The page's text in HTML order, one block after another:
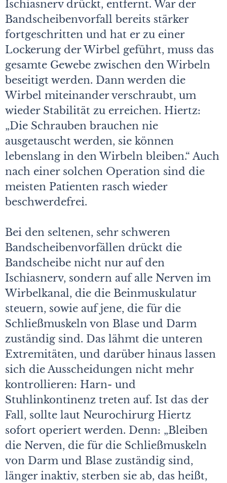
Ischiasnerv drückt, entfernt. War der
Bandscheibenvorfall bereits stärker
fortgeschritten und hat er zu einer
Lockerung der Wirbel geführt, muss das
gesamte Gewebe zwischen den Wirbeln
beseitigt werden. Dann werden die
Wirbel miteinander verschraubt, um
wieder Stabilität zu erreichen. Hiertz:
„Die Schrauben brauchen nie
ausgetauscht werden, sie können
lebenslang in den Wirbeln bleiben.“ Auch
nach einer solchen Operation sind die
meisten Patienten rasch wieder
beschwerdefrei.
Bei den seltenen, sehr schweren
Bandscheibenvorfällen drückt die
Bandscheibe nicht nur auf den
Ischiasnerv, sondern auf alle Nerven im
Wirbelkanal, die die Beinmuskulatur
steuern, sowie auf jene, die für die
Schließmuskeln von Blase und Darm
zuständig sind. Das lähmt die unteren
Extremitäten, und darüber hinaus lassen
sich die Ausscheidungen nicht mehr
kontrollieren: Harn- und
Stuhlinkontinenz treten auf. Ist das der
Fall, sollte laut Neurochirurg Hiertz
sofort operiert werden. Denn: „Bleiben
die Nerven, die für die Schließmuskeln
von Darm und Blase zuständig sind,
länger inaktiv, sterben sie ab, das heißt,